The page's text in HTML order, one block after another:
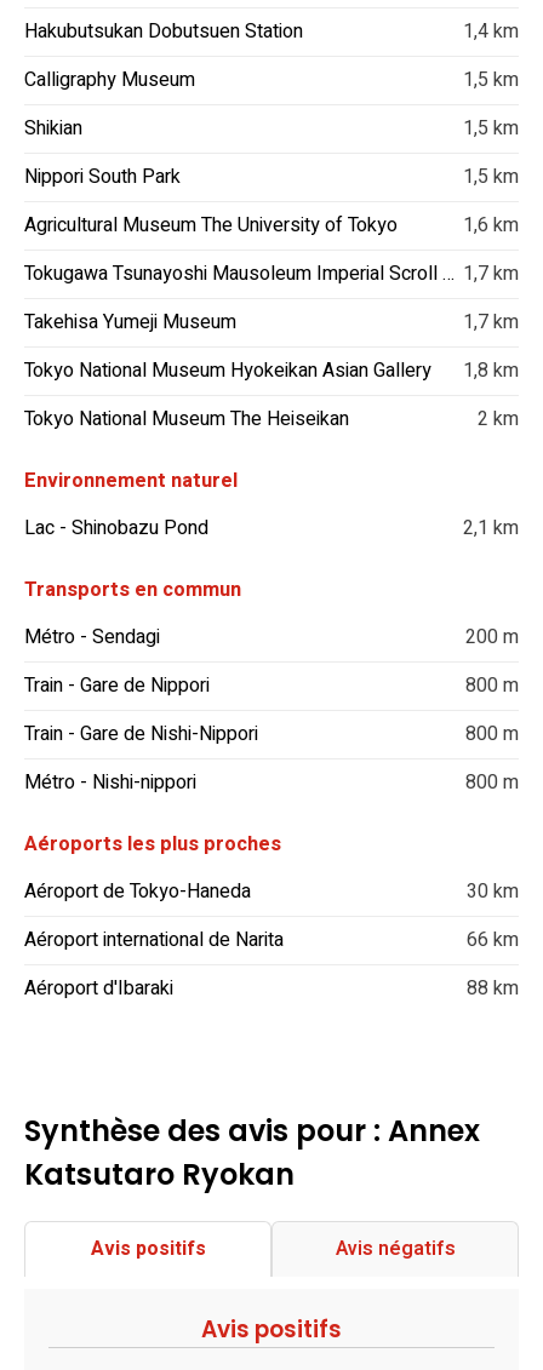
Hakubutsukan Dobutsuen Station
1,4 km
Calligraphy Museum
1,5 km
Shikian
1,5 km
Nippori South Park
1,5 km
Agricultural Museum The University of Tokyo
1,6 km
Tokugawa Tsunayoshi Mausoleum Imperial Scroll Gate 1,7 km
Takehisa Yumeji Museum
1,7 km
Tokyo National Museum Hyokeikan Asian Gallery
1,8 km
Tokyo National Museum The Heiseikan
2 km
Environnement naturel
Lac - Shinobazu Pond
2,1 km
Transports en commun
Métro - Sendagi
200 m
Train - Gare de Nippori
800 m
Train - Gare de Nishi-Nippori
800 m
Métro - Nishi-nippori
800 m
Aéroports les plus proches
Aéroport de Tokyo-Haneda
30 km
Aéroport international de Narita
66 km
Aéroport d'Ibaraki
88 km
Synthèse des avis pour : Annex
Katsutaro Ryokan
Avis positifs Avis négatifs
Avis positifs